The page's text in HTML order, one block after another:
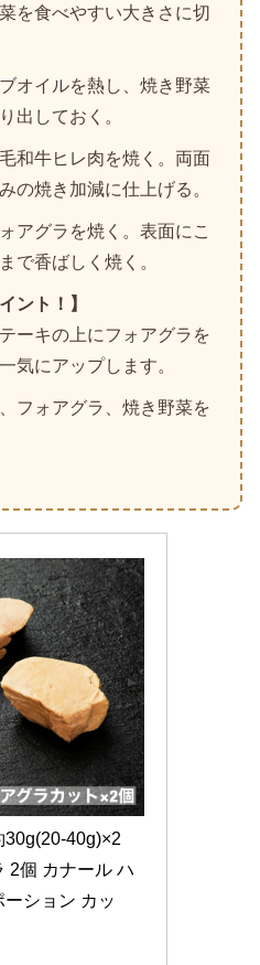
を食べやすい大きさに切
オイルを熱し、焼き野菜
出しておく。
和牛ヒレ肉を焼く。両面
の焼き加減に仕上げる。
アグラを焼く。表面にこ
で香ばしく焼く。
ント！】
ーキの上にフォアグラを
気にアップします。
フォアグラ、焼き野菜を
30g(20-40g)×2
2個 カナール ハ
ション カッ